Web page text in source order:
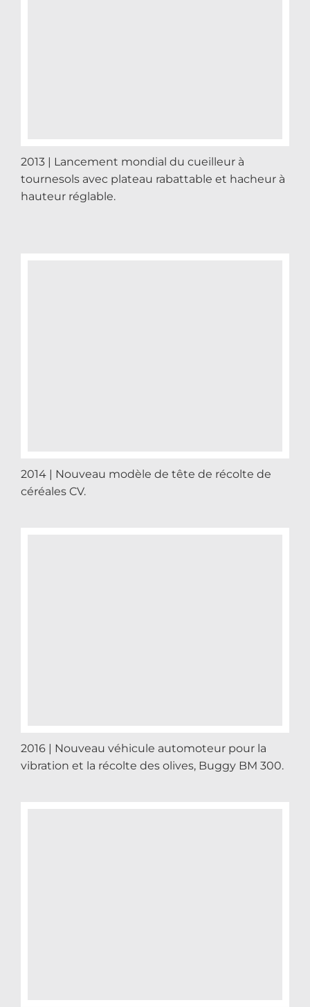
2013 | Lancement mondial du cueilleur à
tournesols avec plateau rabattable et hacheur à
hauteur réglable.
2014 | Nouveau modèle de tête de récolte de
céréales CV.
2016 | Nouveau véhicule automoteur pour la
vibration et la récolte des olives, Buggy BM 300.